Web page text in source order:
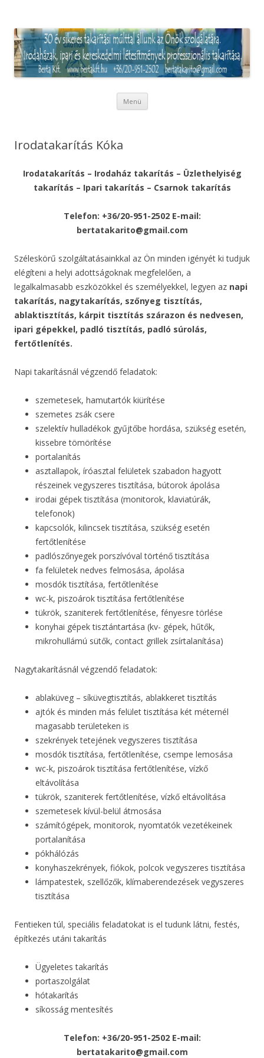
Pest megyében
Menü Kilépés
tartalomba
Irodatakarítás Kóka
Irodatakarítás – Irodaház takarítás – Üzlethelyiség
takarítás – Ipari takarítás – Csarnok takarítás
Telefon: +36/20-951-2502 E-mail:
bertatakarito@gmail.com
Széleskörű szolgáltatásainkkal az Ön minden igényét ki tudjuk
elégíteni a helyi adottságoknak megfelelően, a
legalkalmasabb eszközökkel és személyekkel, legyen az napi
takarítás, nagytakarítás, szőnyeg tisztítás,
ablaktisztítás, kárpit tisztítás szárazon és nedvesen,
ipari gépekkel, padló tisztítás, padló súrolás,
fertőtlenítés.
Napi takarításnál végzendő feladatok:
szemetesek, hamutartók kiürítése
szemetes zsák csere
szelektív hulladékok gyűjtőbe hordása, szükség esetén,
kissebre tömörítése
portalanítás
asztallapok, íróasztal felületek szabadon hagyott
részeinek vegyszeres tisztítása, bútorok ápolása
irodai gépek tisztítása (monitorok, klaviatúrák,
telefonok)
kapcsolók, kilincsek tisztítása, szükség esetén
fertőtlenítése
padlószőnyegek porszívóval történő tisztítása
fa felületek nedves felmosása, ápolása
mosdók tisztítása, fertőtlenítése
wc-k, piszoárok tisztítása fertőtlenítése
tükrök, szaniterek fertőtlenítése, fényesre törlése
konyhai gépek tisztántartása (kv- gépek, hűtők,
mikrohullámú sütők, contact grillek zsírtalanítása)
Nagytakarításnál végzendő feladatok:
ablaküveg – síküvegtisztítás, ablakkeret tisztítás
ajtók és minden más felület tisztítása két méternél
magasabb területeken is
szekrények tetejének vegyszeres tisztítása
mosdók tisztítása, fertőtlenítése, csempe lemosása
wc-k, piszoárok tisztítása fertőtlenítése, vízkő
eltávolítása
tükrök, szaniterek fertőtlenítése, vízkő eltávolítása
szemetesek kívül-belül átmosása
számítógépek, monitorok, nyomtatók vezetékeinek
portalanítása
pókhálózás
konyhaszekrények, fiókok, polcok vegyszeres tisztítása
lámpatestek, szellőzők, klímaberendezések vegyszeres
tisztítása
Fentieken túl, speciális feladatokat is el tudunk látni, festés,
építkezés utáni takarítás
Ügyeletes takarítás
portaszolgálat
hótakarítás
síkosság mentesítés
Telefon: +36/20-951-2502 E-mail:
bertatakarito@gmail.com